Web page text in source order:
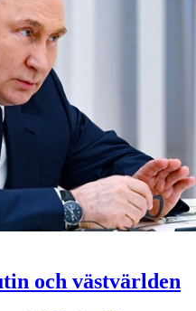
och västvärlden